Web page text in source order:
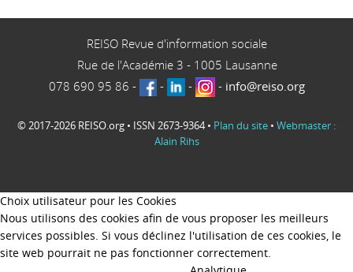
REISO Revue d'information sociale
Rue de l'Académie 3 - 1005 Lausanne
078 690 95 86 - - - - info@reiso.org
© 2017-2026 REISO.org • ISSN 2673-9364 • Plan du site • Webmaster :
Alain Rihs
Choix utilisateur pour les Cookies
Nous utilisons des cookies afin de vous proposer les meilleurs
services possibles. Si vous déclinez l'utilisation de ces cookies, le
site web pourrait ne pas fonctionner correctement.